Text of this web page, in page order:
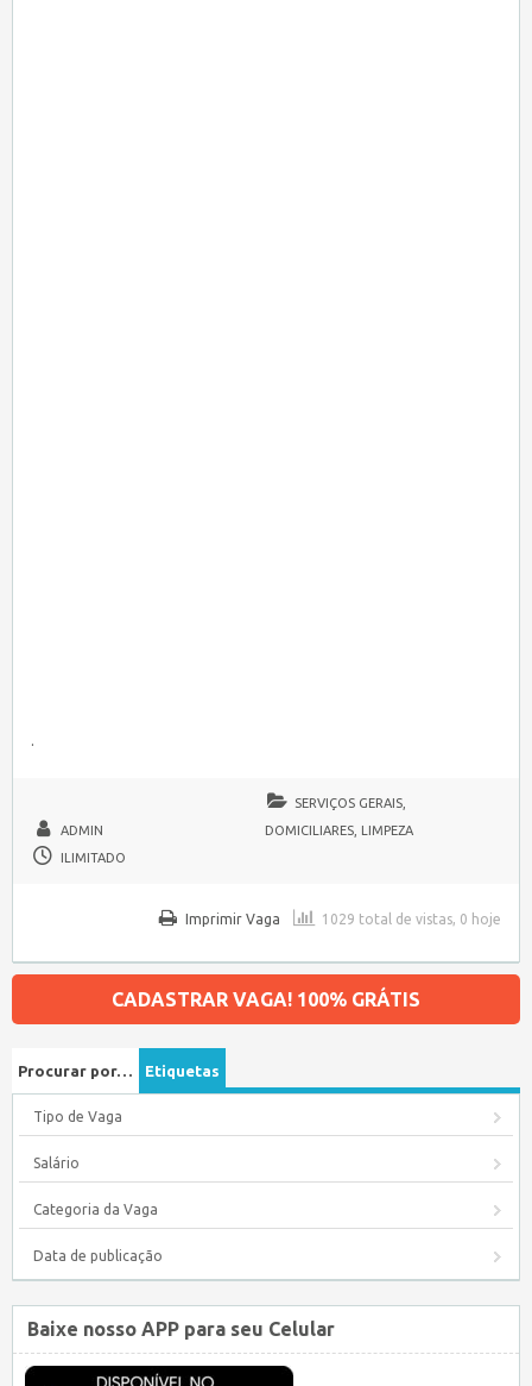
.
ADMIN
SERVIÇOS GERAIS,
DOMICILIARES, LIMPEZA
ILIMITADO
1029 total de vistas, 0 hoje
Imprimir Vaga
CADASTRAR VAGA! 100% GRÁTIS
Procurar por… Etiquetas
Tipo de Vaga
Salário
Categoria da Vaga
Data de publicação
Baixe nosso APP para seu Celular